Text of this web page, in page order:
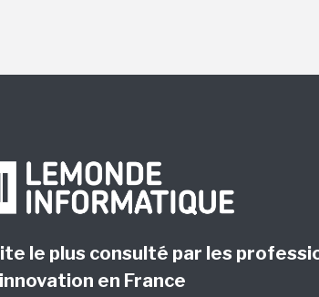
le plus consulté par les
en France